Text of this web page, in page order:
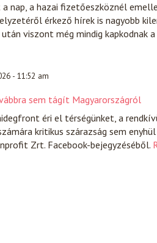
nap, a hazai fizetőeszköznél
érkező hírek is nagyobb
viszont még mindig kapkodnak a
- 11:52 am
sem tágít Magyarországról
éri el térségünket, a
kritikus szárazság sem
Zrt. Facebook-bejegyzéséből.